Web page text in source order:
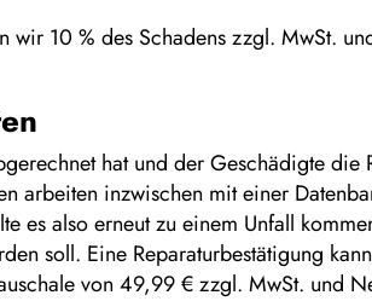
wir 10 % des Schadens zzgl. MwSt.
hat und der Geschädigte
arbeiten inzwischen mit einer
es also erneut zu einem Unfall
soll. Eine Reparaturbestätigung
von 49,99 € zzgl. MwSt. und